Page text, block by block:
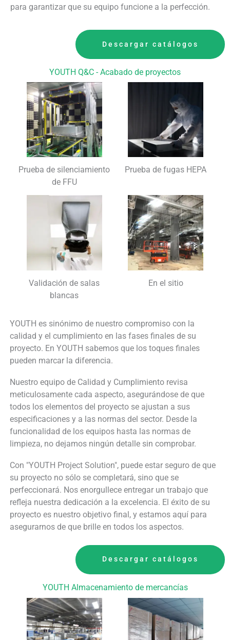
para garantizar que su equipo funcione a la perfección.
Descargar catálogos
YOUTH Q&C - Acabado de proyectos
Prueba de silenciamiento
de FFU
Prueba de fugas HEPA
Validación de salas
blancas
En el sitio
YOUTH es sinónimo de nuestro compromiso con la
calidad y el cumplimiento en las fases finales de su
proyecto. En YOUTH sabemos que los toques finales
pueden marcar la diferencia.
Nuestro equipo de Calidad y Cumplimiento revisa
meticulosamente cada aspecto, asegurándose de que
todos los elementos del proyecto se ajustan a sus
especificaciones y a las normas del sector. Desde la
funcionalidad de los equipos hasta las normas de
limpieza, no dejamos ningún detalle sin comprobar.
Con "YOUTH Project Solution", puede estar seguro de que
su proyecto no sólo se completará, sino que se
perfeccionará. Nos enorgullece entregar un trabajo que
refleja nuestra dedicación a la excelencia. El éxito de su
proyecto es nuestro objetivo final, y estamos aquí para
asegurarnos de que brille en todos los aspectos.
Descargar catálogos
YOUTH Almacenamiento de mercancías